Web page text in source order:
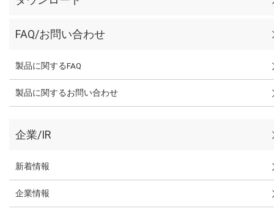
FAQ/お問い合わせ
製品に関するFAQ
製品に関するお問い合わせ
企業/IR
新着情報
企業情報